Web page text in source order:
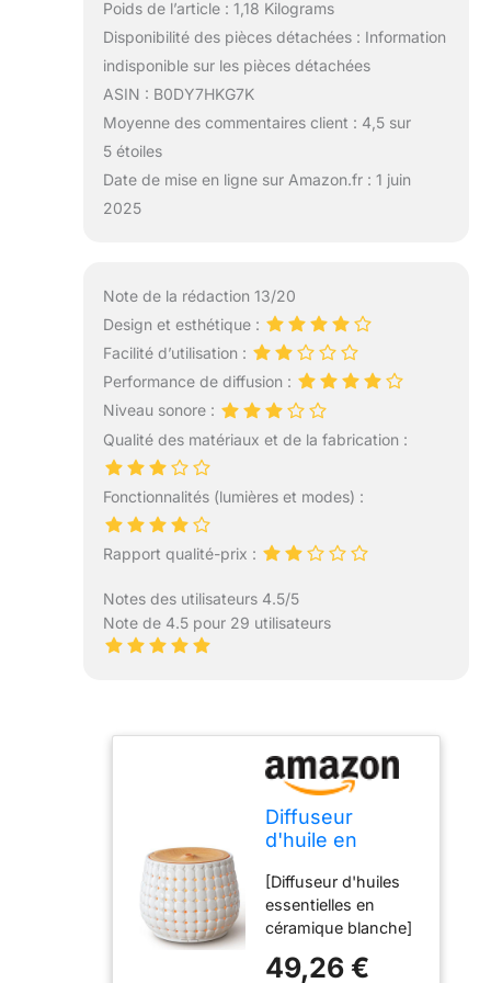
Poids de l’article : 1,18 Kilograms
Disponibilité des pièces détachées : Information
indisponible sur les pièces détachées
ASIN : B0DY7HKG7K
Moyenne des commentaires client : 4,5 sur
5 étoiles
Date de mise en ligne sur Amazon.fr : 1 juin
2025
Note de la rédaction 13/20
Design et esthétique :
Facilité d’utilisation :
Performance de diffusion :
Niveau sonore :
Qualité des matériaux et de la fabrication :
Fonctionnalités (lumières et modes) :
Rapport qualité-prix :
Notes des utilisateurs 4.5/5
Note de 4.5 pour 29 utilisateurs
Diffuseur
d'huile en
blanche pour
huiles
essentielles
grand espace,
250 ml
[Diffuseur d'huiles
essentielles en
céramique blanche]
céramique blanche,
49,26 €